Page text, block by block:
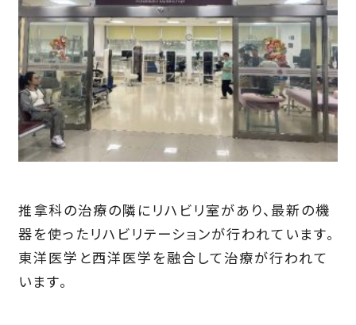
推拿科の治療の隣にリハビリ室があり、最新の機
器を使ったリハビリテーションが行われています。
東洋医学と西洋医学を融合して治療が行われて
います。